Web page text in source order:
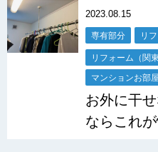
2023.08.15
専有部分 リ
リフォーム（関東
マンションお部
お外に干
ならこれが